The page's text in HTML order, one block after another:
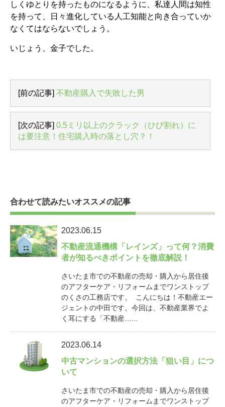
しくゆとりを持ったものになるように、私達人間は知性
を持って、日々進化している人工知能と向き合っていか
なくてはならないでしょう。
いじょう、金子でした。
[前の記事] 不動産購入で失敗した男
[次の記事] 0.5ミリ以上のクラック（ひび割れ）に
は要注意！住宅購入時の落とし穴？！
合わせて読みたいオススメの記事
2023.06.15
不動産流通機構「レインズ」って何？消費
者が知るべきポイントを徹底解説！
さいたま市での不動産の売却・購入から居住後
のアフターケア・リフォームまでワンストップ
のくさの工務店です。 こんにちは！不動産エー
ジェントの中田です。今回は、不動産業界でよ
く耳にする「不動産…...
2023.06.14
中古マンションの選択方法「狙い目」につ
いて
さいたま市での不動産の売却・購入から居住後
のアフターケア・リフォームまでワンストップ